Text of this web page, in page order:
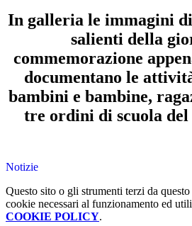
In galleria le immagini
salienti della
commemorazione
documentano le
bambini e bambine,
tre ordini di scuola
Notizie
Questo sito o gli strumenti terzi da
cookie necessari al funzionamento ed
COOKIE POLICY.